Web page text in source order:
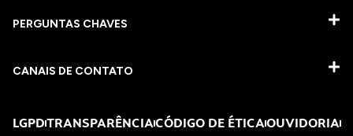
PERGUNTAS CHAVES​
CANAIS DE CONTATO
LGPDTRANSPARÊNCIACÓDIGO DE ÉTICAOUVIDORIA